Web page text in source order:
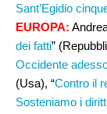
Sant’Egidio
EUROPA:
dei fatti”
Occidente
(Usa), “Contro il
Sosteniamo i